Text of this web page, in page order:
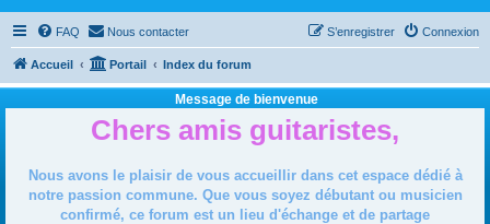
FAQ Nous contacter Connexion
S’enregistrer
Accueil Portail Index du forum
Message de bienvenue
Chers amis guitaristes,
Nous avons le plaisir de vous accueillir dans cet espace dédié à
notre passion commune. Que vous soyez débutant ou musicien
confirmé, ce forum est un lieu d'échange et de partage